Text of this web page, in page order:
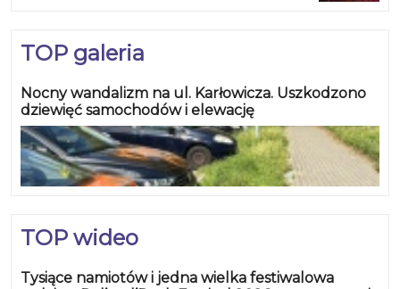
TOP galeria
Nocny wandalizm na ul. Karłowicza. Uszkodzono
dziewięć samochodów i elewację
TOP wideo
Tysiące namiotów i jedna wielka festiwalowa